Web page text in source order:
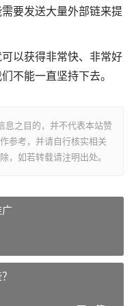
要发送大量外部链来提
以获得非常快、非常好
不能一直坚持下去。
息之目的，并不代表本站赞
参考，并请自行核实相关
，如若转载请注明出处。